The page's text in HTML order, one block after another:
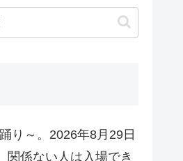
り～。2026年8月29日
関係ない人は入場でき